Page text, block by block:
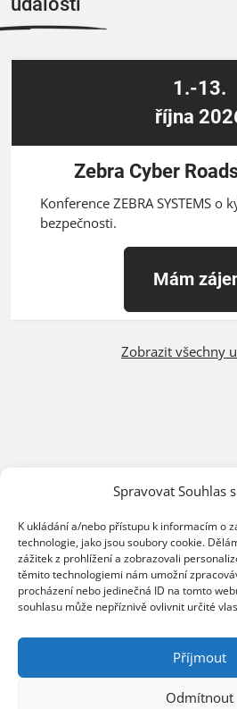
Spravovat Souhlas
K ukládání a/nebo přístupu k informacím o
technologie, jako jsou soubory cookie.
zážitek z prohlížení a zobrazovali
těmito technologiemi nám umožní
procházení nebo jedinečná ID na tomto
souhlasu může nepříznivě ovlivnit určité
Příjmout
Odmítnout
1.-13.
října
Zebra Cyber
Konference ZEBRA SYSTEMS o
bezpečnosti.
Mám
Zobrazit všechny
Centrála Ostrava
Opavská 6230/
Česká republika, +420
info@zebra.cz
Pobočka Hradec
Třída SNP 402/48,
Česká republika, +420